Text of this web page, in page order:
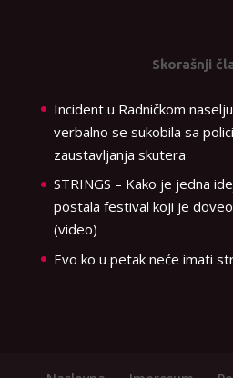
Skorašnji
Incident u Radničkom
verbalno se sukobila sa
zaustavljanja skutera
STRINGS – Kako je jedna
postala festival koji je
(video)
Evo ko u petak neće imati